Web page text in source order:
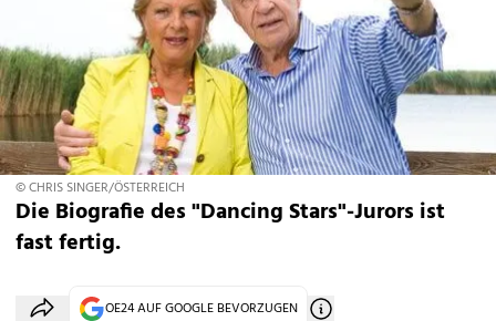
© CHRIS SINGER/ÖSTERREICH
Die Biografie des "Dancing Stars"-Jurors ist
fast fertig.
OE24 AUF GOOGLE BEVORZUGEN